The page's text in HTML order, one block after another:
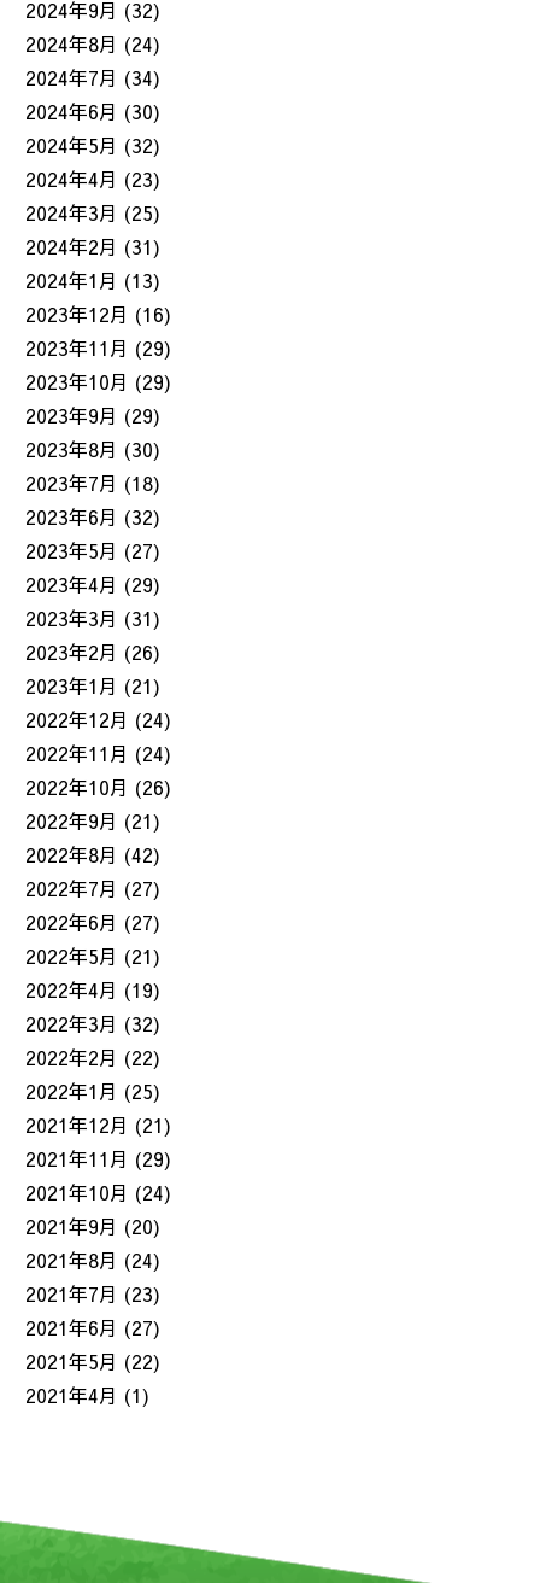
2024年9月 (32)
2024年8月 (24)
2024年7月 (34)
2024年6月 (30)
2024年5月 (32)
2024年4月 (23)
2024年3月 (25)
2024年2月 (31)
2024年1月 (13)
2023年12月 (16)
2023年11月 (29)
2023年10月 (29)
2023年9月 (29)
2023年8月 (30)
2023年7月 (18)
2023年6月 (32)
2023年5月 (27)
2023年4月 (29)
2023年3月 (31)
2023年2月 (26)
2023年1月 (21)
2022年12月 (24)
2022年11月 (24)
2022年10月 (26)
2022年9月 (21)
2022年8月 (42)
2022年7月 (27)
2022年6月 (27)
2022年5月 (21)
2022年4月 (19)
2022年3月 (32)
2022年2月 (22)
2022年1月 (25)
2021年12月 (21)
2021年11月 (29)
2021年10月 (24)
2021年9月 (20)
2021年8月 (24)
2021年7月 (23)
2021年6月 (27)
2021年5月 (22)
2021年4月 (1)